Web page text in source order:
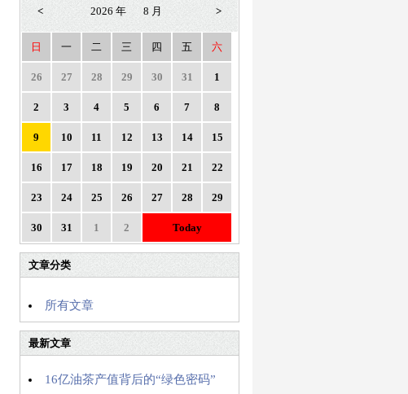
< 2026 年 8 月 >
日 一 二 三 四 五 六
26 27 28 29 30 31 1
2 3 4 5 6 7 8
9 10 11 12 13 14 15
16 17 18 19 20 21 22
23 24 25 26 27 28 29
30 31 1 2 Today
文章分类
所有文章
最新文章
16亿油茶产值背后的“绿色密码”